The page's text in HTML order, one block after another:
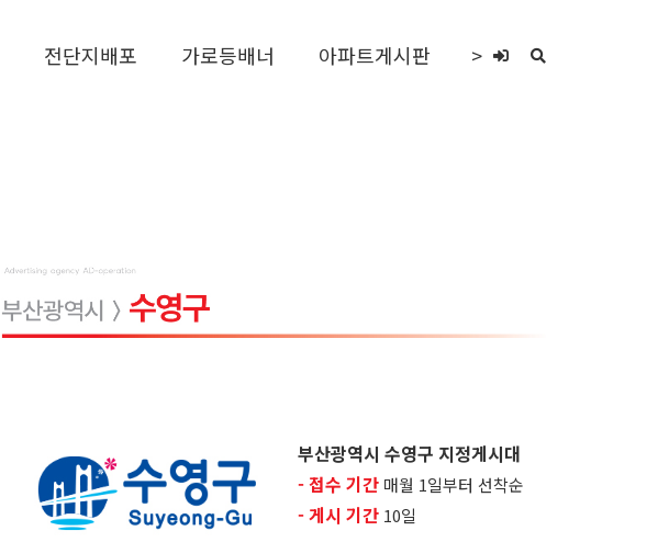
전단지배포 가로등배너 아파트게시판 >
부산광역시 수영구 지정게시대
- 접수 기간매월 1일부터 선착순
- 게시 기간​10일